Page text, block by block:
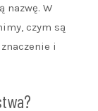
nazwę. W
czym są
i